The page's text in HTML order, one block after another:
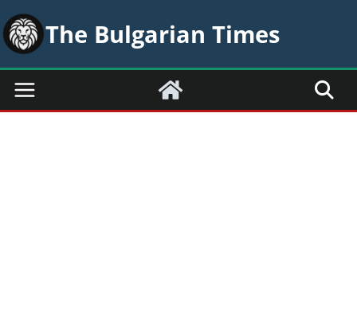
Skip
to
content
The Bulgarian Times